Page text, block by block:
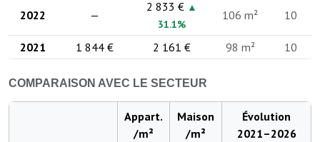
2022 —
2 833 € ▲
31.1%
106 m² 10
2021 1 844 € 2 161 € 98 m² 10
COMPARAISON AVEC LE SECTEUR
Appart.
/m²
Maison
/m²
Évolution
2021–2026